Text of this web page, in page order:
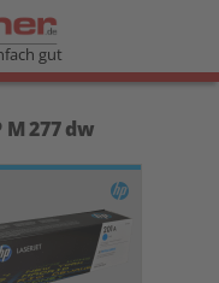
gut
M 277 dw